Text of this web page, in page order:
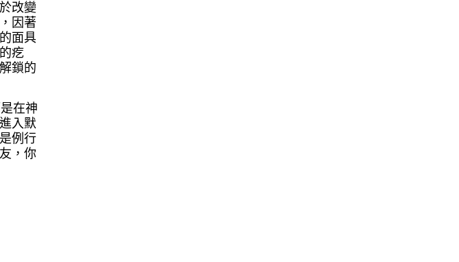
改變
因著
面具
疙
鎖的
在神
入默
例行
，你